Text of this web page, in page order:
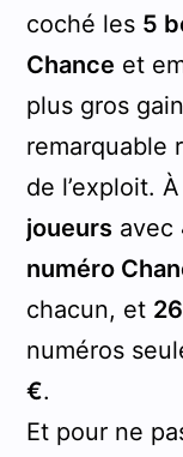
coché les 5
Chance et
plus gros
remarquable
de l’exploit.
joueursavec
numéro
chacun, et
numéros
€.
Et pour ne